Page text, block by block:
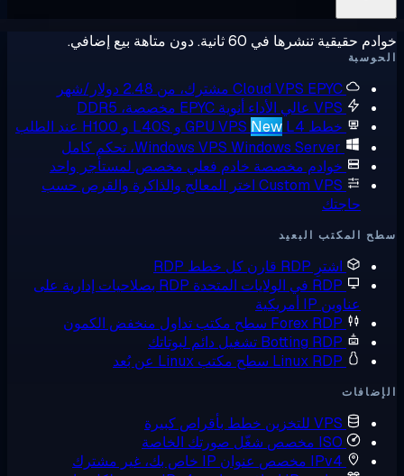
تنشرها في 60 ثانية. دون متاهة بيع إضافي.
Cloud VPSEPYC مشترك، من 2.48 دولار/شهر
VPS عالي الأداء
أنوية EPYC مخصصة، DDR5
خطط GPU VPS
New L4 و L40S و H100 عند الطلب
Windows VPS Windows Server، تحكم كامل
خوادم مخصصةخادم فعلي مخصص لمستأجر واحد
Custom VPS اختر المعالج والذاكرة والقرص حسب
حاجتك
المكتب البعيد
اشترِ RDP
قارن كل خطط RDP
RDP في الولايات المتحدة
RDP بصلاحيات إدارية على
عناوين IP أمريكية
Forex RDP سطح مكتب تداول منخفض الكمون
Botting RDP تشغيل دائم لبوتاتك
Linux RDPسطح مكتب Linux عن بُعد
VPS للتخزين
خطط بأقراص كبيرة
ISO مخصص
شغّل صورتك الخاصة
IPv4 مخصص
عنوان IP خاص بك، غير مشترك